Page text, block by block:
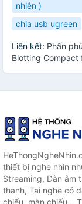
nhiên )
chia usb ugreen
Liên kết: Phấn
Blotting Compact
thiết bị nghe nhìn
Streaming, Dàn âm
thanh, Tai nghe có